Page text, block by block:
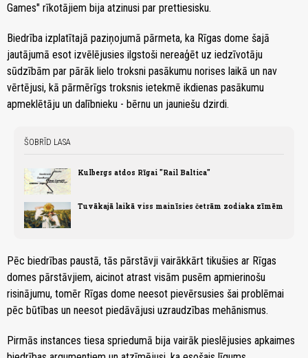
Games" rīkotājiem bija atzinusi par prettiesisku.
Biedrība izplatītajā paziņojumā pārmeta, ka Rīgas dome šajā
jautājumā esot izvēlējusies ilgstoši nereaģēt uz iedzīvotāju
sūdzībām par pārāk lielo troksni pasākumu norises laikā un nav
vērtējusi, kā pārmērīgs troksnis ietekmē ikdienas pasākumu
apmeklētāju un dalībnieku - bērnu un jauniešu dzirdi.
ŠOBRĪD LASA
Kulbergs atdos Rīgai "Rail Baltica"
Tuvākajā laikā viss mainīsies četrām zodiaka zīmēm
Pēc biedrības paustā, tās pārstāvji vairākkārt tikušies ar Rīgas
domes pārstāvjiem, aicinot atrast visām pusēm apmierinošu
risinājumu, tomēr Rīgas dome neesot pievērsusies šai problēmai
pēc būtības un neesot piedāvājusi uzraudzības mehānismus.
Pirmās instances tiesa spriedumā bija vairāk pieslējusies apkaimes